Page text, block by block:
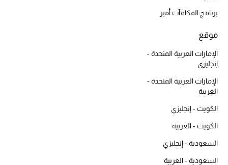
الجمال في بلوميز
دليل مستلزمات الجمال
أبرز الماركات
عطور الربيع
برنامج المكافآت أمبر
موقع
الإمارات العربية المتحدة -
إنجليزي
الإمارات العربية المتحدة -
العربية
الكويت - إنجليزي
الكويت - العربية
السعودية - إنجليزي
السعودية - العربية